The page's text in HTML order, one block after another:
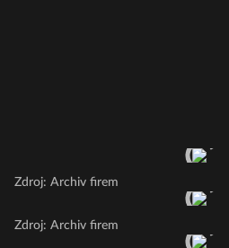
Zdroj: Archiv firem
Zdroj: Archiv firem